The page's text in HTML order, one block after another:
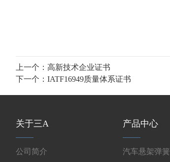
上一个： 高新技术企业证书
下一个： IATF16949质量体系证书
关于三A
公司简介
产品中心
汽车悬架弹簧